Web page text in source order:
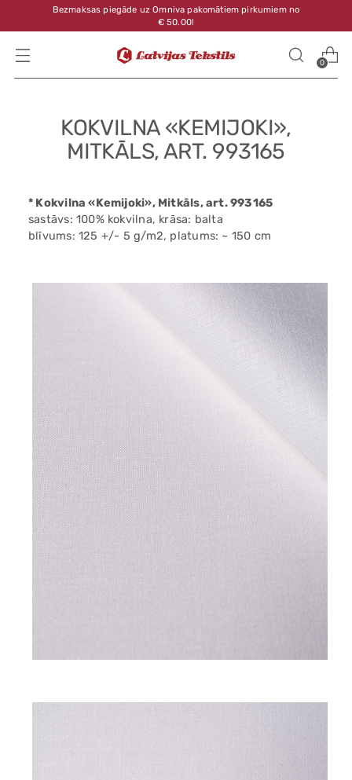
Bezmaksas piegāde uz Omniva pakomātiem pirkumiem no
€ 50.00!
0
KOKVILNA «KEMIJOKI»,
MITKĀLS, ART. 993165
* Kokvilna «Kemijoki», Mitkāls, art. 993165
sastāvs: 100% kokvilna, krāsa: balta
blīvums: 125 +/- 5 g/m2, platums: ~ 150 cm